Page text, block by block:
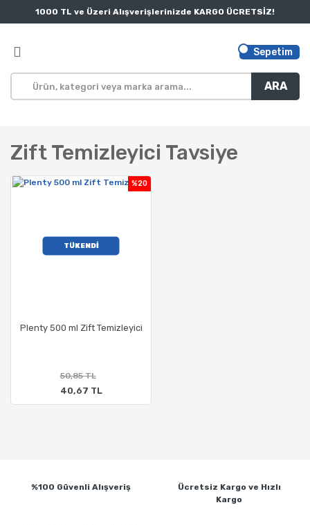
1000 TL ve Üzeri Alışverişlerinizde KARGO ÜCRETSİZ!
ARA
Sepetim
Zift Temizleyici Tavsiye
TÜKENDİ
Plenty 500 ml Zift Temizleyici
%20
50,85 TL
40,67 TL
%100 Güvenli Alışveriş Ücretsiz Kargo ve Hızlı
Kargo